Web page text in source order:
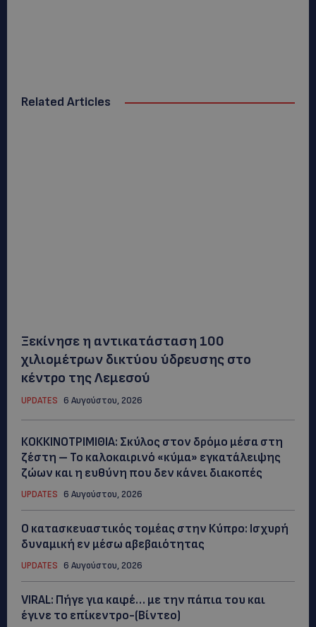
Related Articles
Ξεκίνησε η αντικατάσταση 100
χιλιομέτρων δικτύου ύδρευσης στο
κέντρο της Λεμεσού
UPDATES 6 Αυγούστου, 2026
ΚΟΚΚΙΝΟΤΡΙΜΙΘΙΑ: Σκύλος στον δρόμο μέσα στη
ζέστη – Το καλοκαιρινό «κύμα» εγκατάλειψης
ζώων και η ευθύνη που δεν κάνει διακοπές
UPDATES 6 Αυγούστου, 2026
Ο κατασκευαστικός τομέας στην Κύπρο: Ισχυρή
δυναμική εν μέσω αβεβαιότητας
UPDATES 6 Αυγούστου, 2026
VIRAL: Πήγε για καφέ… με την πάπια του και
έγινε το επίκεντρο-(Βίντεο)